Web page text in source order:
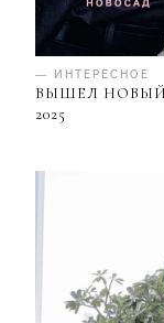
— ИНТЕРЕСНОЕ
ВЫШЕЛ НОВЫЙ
2025